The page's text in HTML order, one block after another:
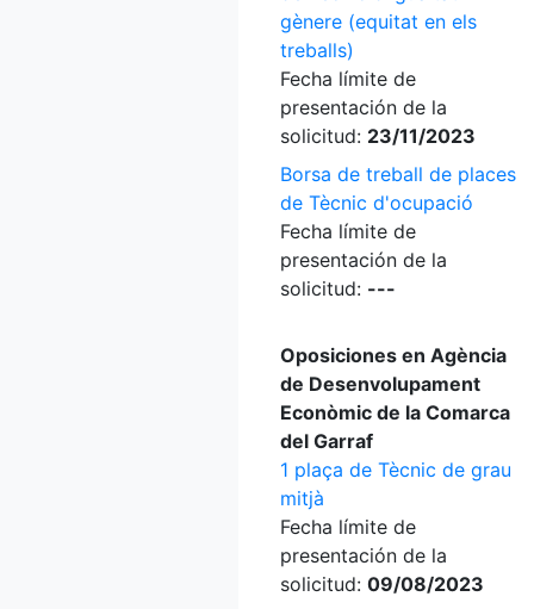
gènere (equitat en els
treballs)
Fecha límite de
presentación de la
solicitud: 23/11/2023
Borsa de treball de places
de Tècnic d'ocupació
Fecha límite de
presentación de la
solicitud: ---
Oposiciones en Agència
de Desenvolupament
Econòmic de la Comarca
del Garraf
1 plaça de Tècnic de grau
mitjà
Fecha límite de
presentación de la
solicitud: 09/08/2023